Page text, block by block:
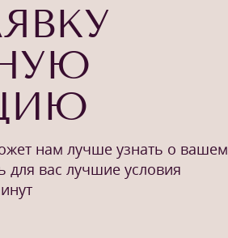
нам лучше узнать о вашем
для вас лучшие условия